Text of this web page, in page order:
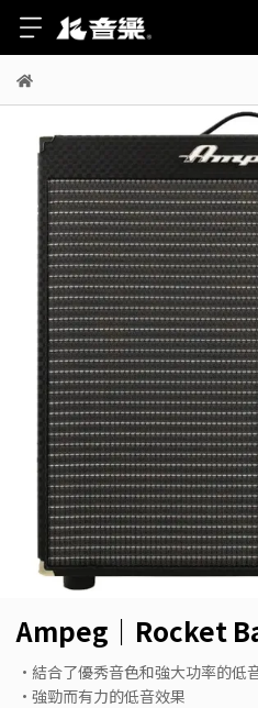
Ampeg｜Rocket
•結合了優秀音色和強大功率的低
•強勁而有力的低音效果